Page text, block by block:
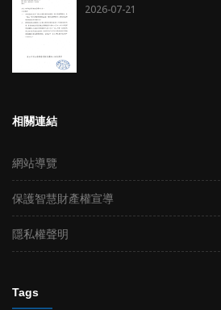
2026-07-21
相關連結
網站導覽
保護智慧財產權宣導
隱私權聲明
Tags